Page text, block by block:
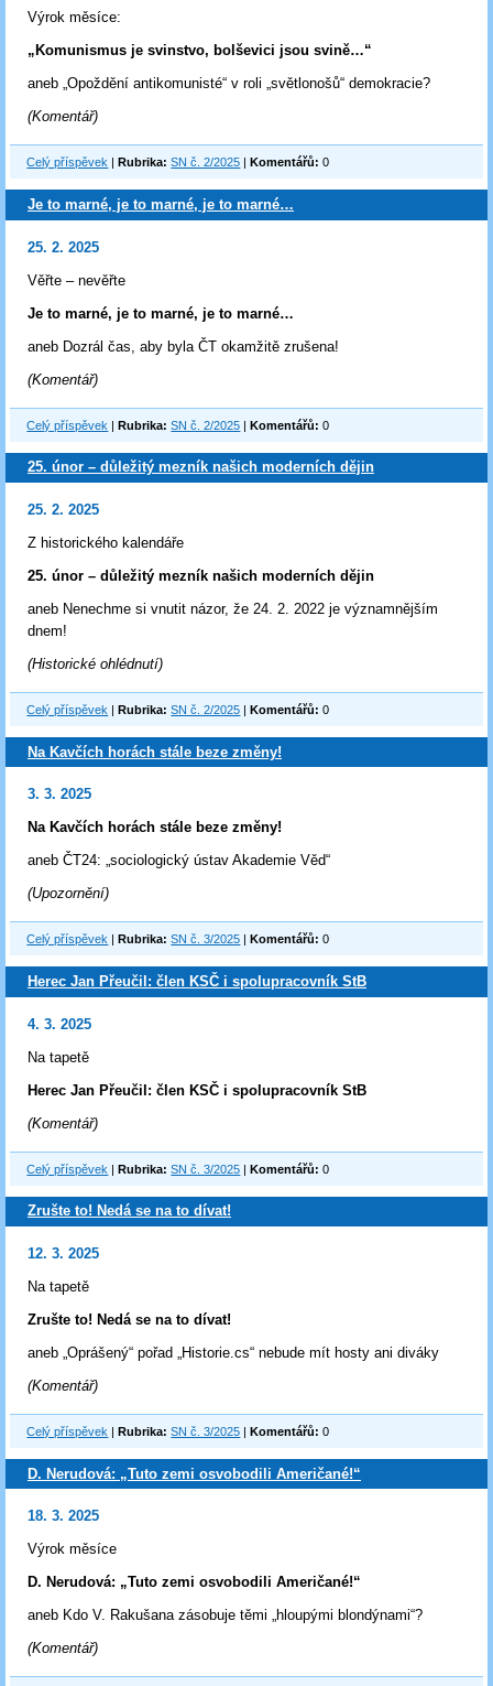
Výrok měsíce:
„Komunismus je svinstvo, bolševici jsou svině…“
aneb „Opoždění antikomunisté“ v roli „světlonošů“ demokracie?
(Komentář)
Celý příspěvek |Rubrika: SN č. 2/2025 |Komentářů: 0
Je to marné, je to marné, je to marné…
25. 2. 2025
Věřte – nevěřte
Je to marné, je to marné, je to marné…
aneb Dozrál čas, aby byla ČT okamžitě zrušena!
(Komentář)
Celý příspěvek |Rubrika: SN č. 2/2025 |Komentářů: 0
25. únor – důležitý mezník našich moderních dějin
25. 2. 2025
Z historického kalendáře
25. únor – důležitý mezník našich moderních dějin
aneb Nenechme si vnutit názor, že 24. 2. 2022 je významnějším
dnem!
(Historické ohlédnutí)
Celý příspěvek |Rubrika: SN č. 2/2025 |Komentářů: 0
Na Kavčích horách stále beze změny!
3. 3. 2025
Na Kavčích horách stále beze změny!
aneb ČT24: „sociologický ústav Akademie Věd“
(Upozornění)
Celý příspěvek |Rubrika: SN č. 3/2025 |Komentářů: 0
Herec Jan Přeučil: člen KSČ i spolupracovník StB
4. 3. 2025
Na tapetě
Herec Jan Přeučil: člen KSČ i spolupracovník StB
(Komentář)
Celý příspěvek |Rubrika: SN č. 3/2025 |Komentářů: 0
Zrušte to! Nedá se na to dívat!
12. 3. 2025
Na tapetě
Zrušte to! Nedá se na to dívat!
aneb „Oprášený“ pořad „Historie.cs“ nebude mít hosty ani diváky
(Komentář)
Celý příspěvek |Rubrika: SN č. 3/2025 |Komentářů: 0
D. Nerudová: „Tuto zemi osvobodili Američané!“
18. 3. 2025
Výrok měsíce
D. Nerudová: „Tuto zemi osvobodili Američané!“
aneb Kdo V. Rakušana zásobuje těmi „hloupými blondýnami“?
(Komentář)